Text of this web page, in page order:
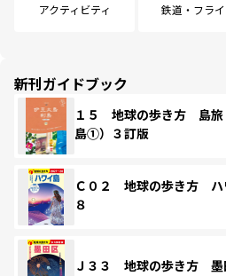
アクティビティ 鉄道・フライ
新刊ガイドブック
１５ 地球の歩き方 島
島①）３訂版
Ｃ０２ 地球の歩き方 ハ
８
Ｊ３３ 地球の歩き方 墨